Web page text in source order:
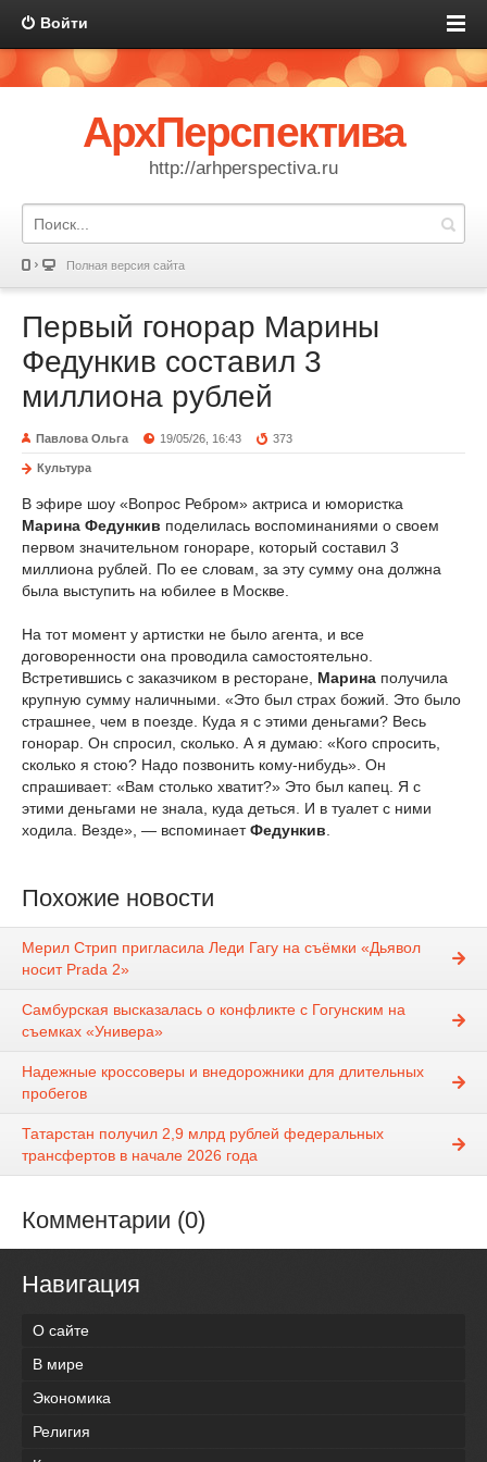
Войти
АрхПерспектива
http://arhperspectiva.ru
Полная версия сайта
Первый гонорар Марины
Федункив составил 3
миллиона рублей
Павлова Ольга 19/05/26, 16:43 373
Культура
В эфире шоу «Вопрос Ребром» актриса и юмористка
Марина Федункив поделилась воспоминаниями о своем
первом значительном гонораре, который составил 3
миллиона рублей. По ее словам, за эту сумму она должна
была выступить на юбилее в Москве.
На тот момент у артистки не было агента, и все
договоренности она проводила самостоятельно.
Встретившись с заказчиком в ресторане, Марина получила
крупную сумму наличными. «Это был страх божий. Это было
страшнее, чем в поезде. Куда я с этими деньгами? Весь
гонорар. Он спросил, сколько. А я думаю: «Кого спросить,
сколько я стою? Надо позвонить кому-нибудь». Он
спрашивает: «Вам столько хватит?» Это был капец. Я с
этими деньгами не знала, куда деться. И в туалет с ними
ходила. Везде», — вспоминаетФедункив
Похожие новости
Мерил Стрип пригласила Леди Гагу на съёмки «Дьявол
носит Prada 2»
Самбурская высказалась о конфликте с Гогунским на
съемках «Универа»
Надежные кроссоверы и внедорожники для длительных
пробегов
Татарстан получил 2,9 млрд рублей федеральных
трансфертов в начале 2026 года
Комментарии (0)
Навигация
О сайте
В мире
Экономика
Религия